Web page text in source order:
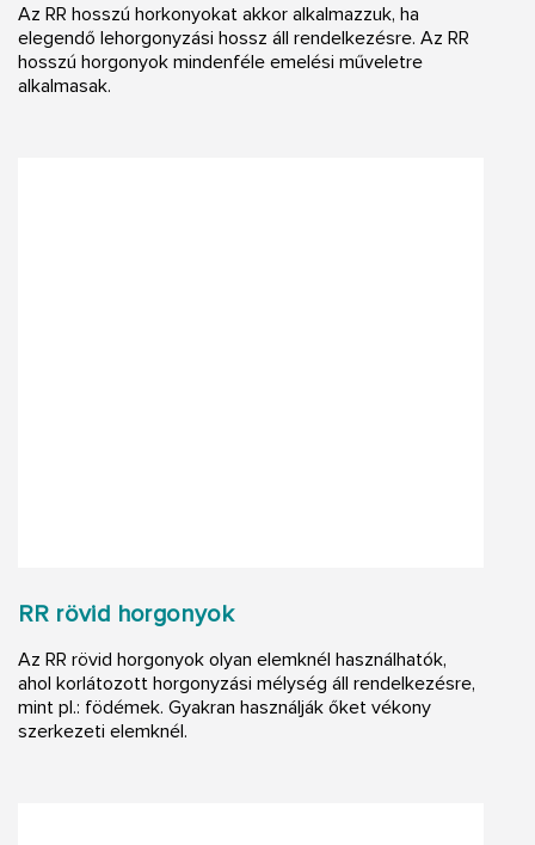
Az RR hosszú horkonyokat akkor alkalmazzuk, ha
elegendő lehorgonyzási hossz áll rendelkezésre. Az RR
hosszú horgonyok mindenféle emelési műveletre
alkalmasak.
RR rövid horgonyok
Az RR rövid horgonyok olyan elemknél használhatók,
ahol korlátozott horgonyzási mélység áll rendelkezésre,
mint pl.: födémek. Gyakran használják őket vékony
szerkezeti elemknél.